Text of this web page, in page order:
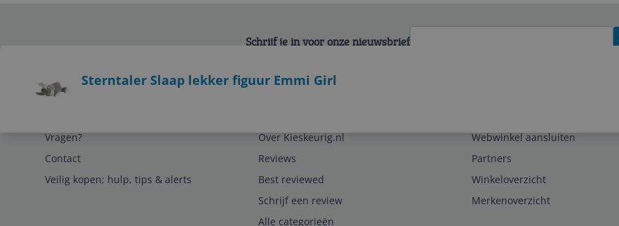
Sterntaler Slaap lekker figuur Emmi Girl
Schrijf je in voor onze nieuwsbrief
Vragen?
Contact
Veilig kopen; hulp, tips & alerts
Over Kieskeurig.nl
Reviews
Best reviewed
Schrijf een review
Alle categorieën
Webwinkel aansluiten
Partners
Winkeloverzicht
Merkenoverzicht